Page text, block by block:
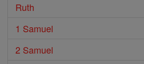
Ruth
1 Samuel
2 Samuel